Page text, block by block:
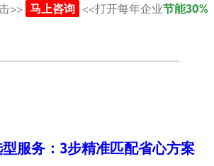
>> 马上咨询 <<打开每年企业节能30%
服务：3步精准匹配省心方案